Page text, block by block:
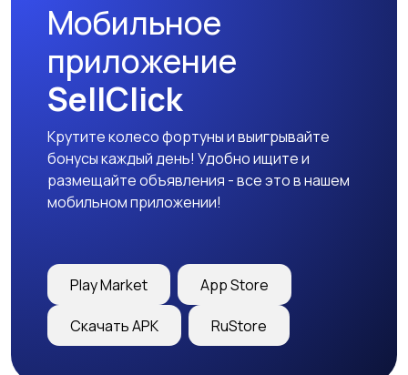
Мобильное
приложение
SellClick
Крутите колесо фортуны и выигрывайте
бонусы каждый день! Удобно ищите и
размещайте объявления - все это в нашем
мобильном приложении!
Play Market App Store
Скачать APK RuStore